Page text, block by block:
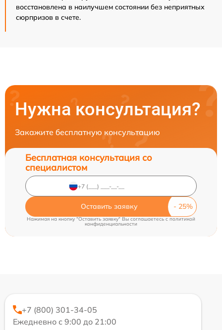
восстановлена в наилучшем состоянии без неприятных
сюрпризов в счете.
Нужна консультация?
Закажите бесплатную консультацию
Бесплатная консультация со
специалистом
Оставить заявку
Нажимая на кнопку "Оставить заявку" Вы соглашаетесь cполитикой
конфиденциальности
+7 (800) 301-34-05
Ежедневно с 9:00 до 21:00